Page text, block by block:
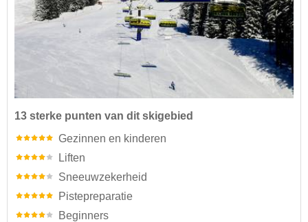
13 sterke punten van dit skigebied
Gezinnen en kinderen
Liften
Sneeuwzekerheid
Pistepreparatie
Beginners